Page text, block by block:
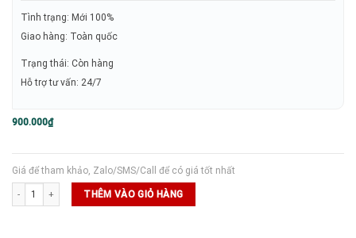
Tình trạng: Mới 100%
Giao hàng: Toàn quốc
Trạng thái: Còn hàng
Hỗ trợ tư vấn: 24/7
900.000₫
Giá để tham khảo, Zalo/SMS/Call để có giá tốt nhất
Mũ Golf Puma x PTC (024645-01) số lượng
THÊM VÀO GIỎ HÀNG